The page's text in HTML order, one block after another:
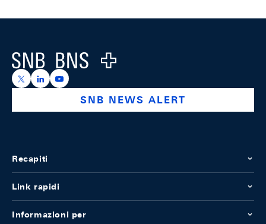
Logo
https://x.com/snb_bns
https://ch.linkedin.com/company/swiss-national-
https://www.youtube.com/@swissnationalbank
SNB NEWS ALERT
Recapiti
Link rapidi
Informazioni per